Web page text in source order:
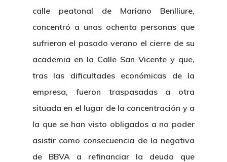
calle peatonal de Mariano Benlliure,
concentró a unas ochenta personas que
sufrieron el pasado verano el cierre de su
academia en la Calle San Vicente y que,
tras las dificultades económicas de la
empresa, fueron traspasadas a otra
situada en el lugar de la concentración y a
la que se han visto obligados a no poder
asistir como consecuencia de la negativa
de BBVA a refinanciar la deuda que